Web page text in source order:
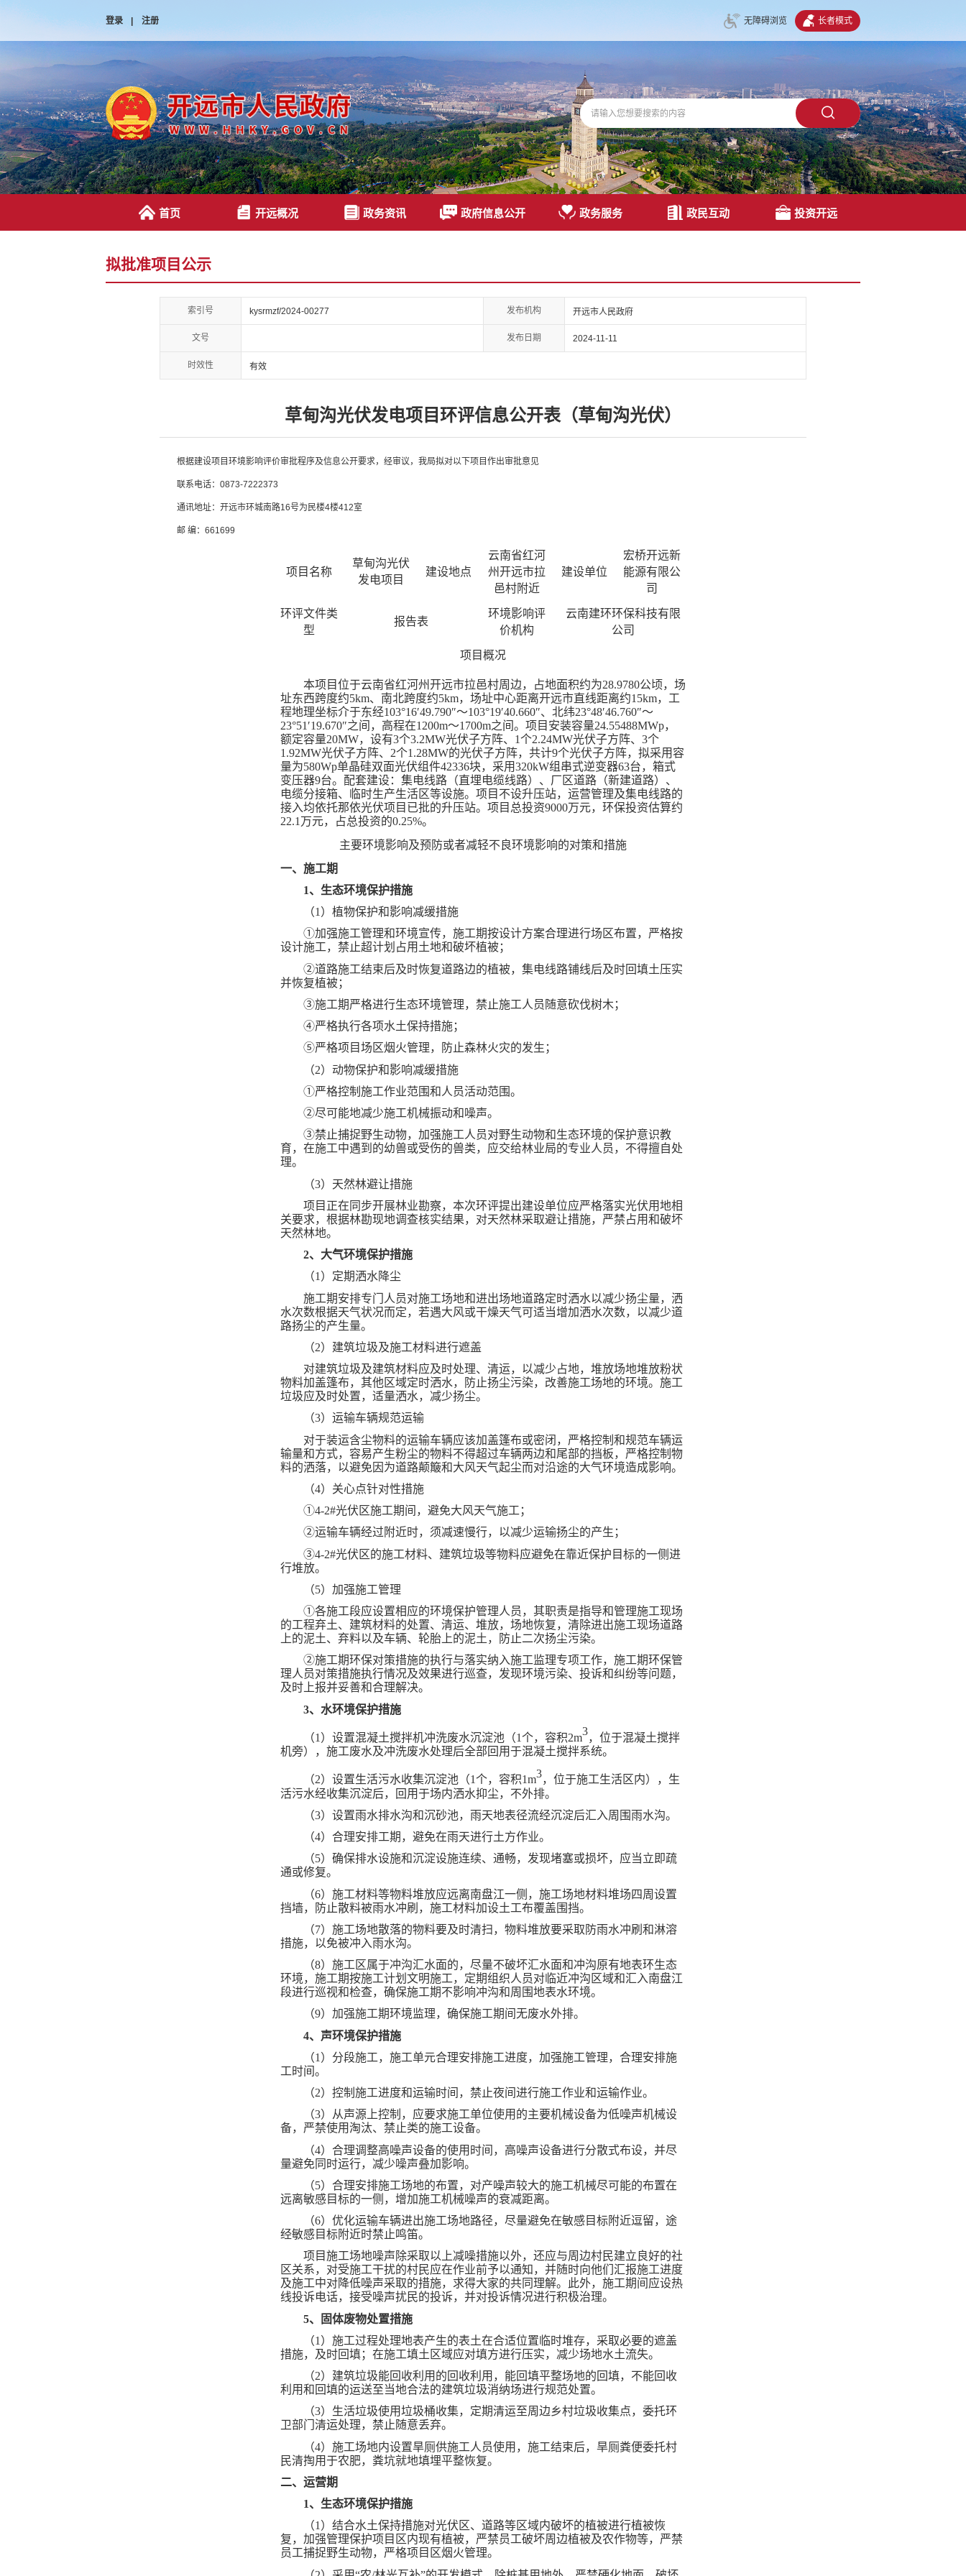
登录 | 注册 无障碍浏览 长者模式
首页 开远概况 政务资讯 政府信息公开 政务服务 政民互动 投资开远
拟批准项目公示
索引号 kysrmzf/2024-00277 发布机构 开远市人民政府
文号 发布日期 2024-11-11
时效性 有效
草甸沟光伏发电项目环评信息公开表（草甸沟光伏）
根据建设项目环境影响评价审批程序及信息公开要求，经审议，我局拟对以下项目作出审批意见
联系电话：0873-7222373
通讯地址：开远市环城南路16号为民楼4楼412室
邮 编：661699
项目名称
草甸沟光伏
发电项目
建设地点
云南省红河
州开远市拉
邑村附近
建设单位
宏桥开远新
能源有限公
司
环评文件类
型
报告表
环境影响评
价机构
云南建环环保科技有限
公司
项目概况
本项目位于云南省红河州开远市拉邑村周边，占地面积约为28.9780公顷，场
址东西跨度约5km、南北跨度约5km，场址中心距离开远市直线距离约15km，工
程地理坐标介于东经103°16′49.790″～103°19′40.660″、北纬23°48′46.760″～
23°51′19.670″之间，高程在1200m～1700m之间。 项目安装容量24.55488MWp，
额定容量20MW，设有3个3.2MW光伏子方阵、1个2.24MW光伏子方阵、3个
1.92MW光伏子方阵、2个1.28MW的光伏子方阵，共计9个光伏子方阵，拟采用容
量为580Wp单晶硅双面光伏组件42336块，采用320kW组串式逆变器63台，箱式
变压器9台。配套建设：集电线路（直埋电缆线路）、厂区道路（新建道路）、
电缆分接箱、临时生产生活区等设施。项目不设升压站，运营管理及集电线路的
接入均依托那依光伏项目已批的升压站。 项目 总投资9000万元，环保投资估算约
22.1万元，占总投资的0.25%。
主要环境影响及预防或者减轻不良环境影响的对策和措施
一、 施工期
1、生态环境保护措施
（1）植物保护和影响减缓措施
①加强施工管理和环境宣传，施工期按设计方案合理进行场区布置，严格按
设计施工，禁止超计划占用土地和破坏植被；
②道路施工结束后及时恢复道路边的植被，集电线路铺线后及时回填土压实
并恢复植被；
③施工期严格进行生态环境管理，禁止施工人员随意砍伐树木；
④严格执行各项水土保持措施；
⑤严格项目场区烟火管理，防止森林火灾的发生；
（2）动物保护和影响减缓措施
①严格控制施工作业范围和人员活动范围。
②尽可能地减少施工机械振动和噪声。
③禁止捕捉野生动物，加强施工人员对野生动物和生态环境的保护意识教
育，在施工中遇到的幼兽或受伤的兽类，应交给林业局的专业人员，不得擅自处
理。
（3）天然林避让措施
项目正在同步开展林业勘察，本次环评提出建设单位应严格落实光伏用地相
关要求，根据林勘现地调查核实结果，对天然林采取避让措施，严禁占用和破坏
天然林地。
2、 大气环境保护措施
（1）定期洒水降尘
施工期安排专门人员对施工场地和进出场地道路定时洒水以减少扬尘量，洒
水次数根据天气状况而定，若遇大风或干燥天气可适当增加洒水次数，以减少道
路扬尘的产生量。
（2）建筑垃圾及施工材料进行遮盖
对建筑垃圾及建筑材料应及时处理、清运，以减少占地，堆放场地堆放粉状
物料加盖篷布，其他区域定时洒水，防止扬尘污染，改善施工场地的环境。施工
垃圾应及时处置，适量洒水，减少扬尘。
（3）运输车辆规范运输
对于装运含尘物料的运输车辆应该加盖篷布或密闭，严格控制和规范车辆运
输量和方式，容易产生粉尘的物料不得超过车辆两边和尾部的挡板，严格控制物
料的洒落，以避免因为道路颠簸和大风天气起尘而对沿途的大气环境造成影响。
（4）关心点针对性措施
①4-2#光伏区施工期间，避免大风天气施工；
②运输车辆经过附近时，须减速慢行，以减少运输扬尘的产生；
③4-2#光伏区的施工材料、建筑垃圾等物料应避免在靠近保护目标的一侧进
行堆放。
（5）加强施工管理
①各施工段应设置相应的环境保护管理人员，其职责是指导和管理施工现场
的工程弃土、建筑材料的处置、清运、堆放，场地恢复，清除进出施工现场道路
上的泥土、弃料以及车辆、轮胎上的泥土，防止二次扬尘污染。
②施工期环保对策措施的执行与落实纳入施工监理专项工作，施工期环保管
理人员对策措施执行情况及效果进行巡查，发现环境污染、 投诉和纠纷等问题，
及时上报并妥善和合理解决。
3、 水环境保护措施
（1）设置混凝土搅拌机冲洗废水沉淀池（1个，容积2m
3
，位于混凝土搅拌
机旁），施工废水及冲洗废水处理后全部回用于混凝土搅拌系统。
（2）设置生活污水收集沉淀池（1个，容积1m
3
，位于施工生活区内），生
活污水经收集沉淀后，回用于场内洒水抑尘，不外排。
（3）设置雨水排水沟和沉砂池，雨天地表径流经沉淀后汇入周围雨水沟。
（4）合理安排工期，避免在雨天进行土方作业。
（5）确保排水设施和沉淀设施连续、通畅，发现堵塞或损坏，应当立即疏
通或修复。
（6）施工材料等物料堆放应远离南盘江一侧，施工场地材料堆场四周设置
挡墙，防止散料被雨水冲刷，施工材料加设土工布覆盖围挡。
（7）施工场地散落的物料要及时清扫，物料堆放要采取防雨水冲刷和淋溶
措施，以免被冲入雨水沟。
（8）施工区属于冲沟汇水面的，尽量不破坏汇水面和冲沟原有地表环生态
环境，施工期按施工计划文明施工，定期组织人员对临近冲沟区域和汇入南盘江
段进行巡视和检查，确保施工期不影响冲沟和周围地表水环境。
（9）加强施工期环境监理，确保施工期间无废水外排。
4、声环境保护措施
（1）分段施工，施工单元合理安排施工进度，加强施工管理，合理安排施
工时间。
（2）控制施工进度和运输时间，禁止夜间进行施工作业和运输作业。
（3）从声源上控制，应要求施工单位使用的主要机械设备为低噪声机械设
备，严禁使用淘汰、禁止类的施工设备。
（4）合理调整高噪声设备的使用时间，高噪声设备进行分散式布设，并尽
量避免同时运行，减少噪声叠加影响。
（5）合理安排施工场地的布置，对产噪声较大的施工机械尽可能的布置在
远离敏感目标的一侧，增加施工机械噪声的衰减距离。
（6）优化运输车辆进出施工场地路径，尽量避免在敏感目标附近逗留，途
经敏感目标附近时禁止鸣笛。
项目施工场地噪声除采取以上减噪措施以外，还应与周边村民建立良好的社
区关系，对受施工干扰的村民应在作业前予以通知，并随时向他们汇报施工进度
及施工中对降低噪声采取的措施，求得大家的共同理解。此外，施工期间应设热
线投诉电话，接受噪声扰民的投诉，并对投诉情况进行积极治理。
5、固体废物处置措施
（1）施工过程处理地表产生的表土在合适位置临时堆存，采取必要的遮盖
措施，及时回填；在施工填土区域应对填方进行压实，减少场地水土流失。
（2）建筑垃圾能回收利用的回收利用，能回填平整场地的回填，不能回收
利用和回填的运送至当地合法的建筑垃圾消纳场进行规范处置。
（3）生活垃圾使用垃圾桶收集，定期清运至周边乡村垃圾收集点，委托环
卫部门清运处理，禁止随意丢弃。
（4）施工场地内设置旱厕供施工人员使用，施工结束后，旱厕粪便委托村
民清掏用于农肥，粪坑就地填埋平整恢复。
二、 运营期
1、生态环境保护措施
（1）结合水土保持措施对光伏区、道路等区域内破坏的植被进行植被恢
复，加强管理保护项目区内现有植被，严禁员工破坏周边植被及农作物等，严禁
员工捕捉野生动物，严格项目区烟火管理。